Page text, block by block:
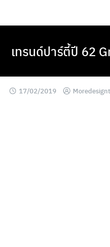
เทรนด์ปาร์ตี้ปี 62
17/02/2019